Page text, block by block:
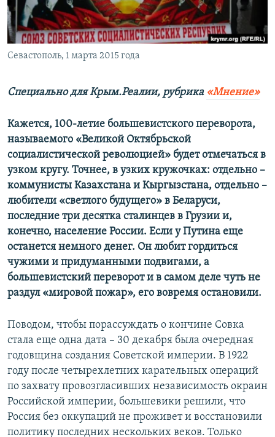
ПОБЕДИТЕЛЕЙ НЕ СУДЯТ?
КРЫМ.НЕПОКОРЕННЫЙ
ELIFBE
ПРИСОЕДИНЯЙТЕСЬ!
Все сайты RFE/RL
Севастополь, 1 марта 2015 года
Специально для Крым.Реалии, рубрика «Мнение»
Кажется, 100-летие большевистского переворота,
называемого «Великой Октябрьской
социалистической революцией» будет отмечаться в
узком кругу. Точнее, в узких кружочках: отдельно –
коммунисты Казахстана и Кыргызстана, отдельно –
любители «светлого будущего» в Беларуси,
последние три десятка сталинцев в Грузии и,
конечно, население России. Если у Путина еще
останется немного денег. Он любит гордиться
чужими и придуманными подвигами, а
большевистский переворот и в самом деле чуть не
раздул «мировой пожар», его вовремя остановили.
Поводом, чтобы порассуждать о кончине Совка
стала еще одна дата – 30 декабря была очередная
годовщина создания Советской империи. В 1922
году после четырехлетних карательных операций
по захвату провозгласивших независимость окраин
Российской империи, большевики решили, что
Россия без оккупаций не проживет и восстановили
политику последних нескольких веков. Только